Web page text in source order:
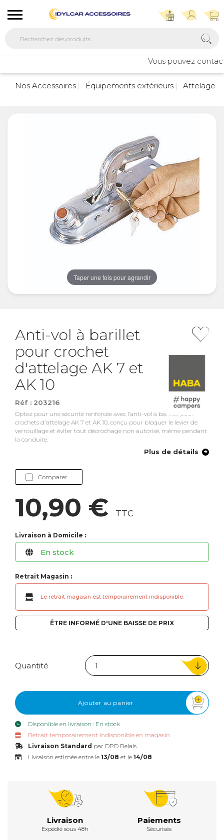
Vous pouvez
Nos Accessoires Équipements extérieurs Attelage
Taper une fois pour agrandir
Anti-vol à barillet
pour crochet
d'attelage AK 7 et
AK 10
Réf : 203216
Optez pour une sécurité renforcée avec l’anti-vol à barillet pour
crochets d'attelage AK 7 et AK 10, conçu pour bloquer le levier de
verrouillage et éviter tout décrochage non autorisé, même pendant
la conduite.
Plus de détails
Comparer
10,90 € TTC
Livraison à Domicile :
En stock
Retrait Magasin :
Le retrait magasin est temporairement indisponible.
ÊTRE INFORMÉ D'UNE BAISSE DE PRIX
Quantité
Ajouter au panier
Disponible en livraison : En stock
Retrait temporairement indisponible en magasin
Livraison Standard par DPD Relais.
Livraison estimée entre le 13/08 et le 14/08
Livraison
Expédié sous 48h
Paiements
Sécurisés